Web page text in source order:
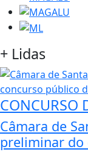
+ Lidas
CONCURSO
Câmara de
preliminar do